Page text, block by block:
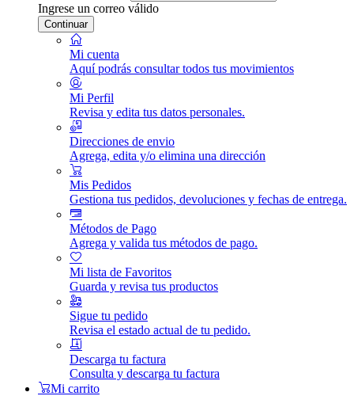
Ingrese un correo válido
Continuar
Mi cuenta
Aquí podrás consultar todos tus movimientos
Mi Perfil
Revisa y edita tus datos personales.
Direcciones de envio
Agrega, edita y/o elimina una dirección
Mis Pedidos
Gestiona tus pedidos, devoluciones y fechas de entrega.
Métodos de Pago
Agrega y valida tus métodos de pago.
Mi lista de Favoritos
Guarda y revisa tus productos
Sigue tu pedido
Revisa el estado actual de tu pedido.
Descarga tu factura
Consulta y descarga tu factura
Mi carrito